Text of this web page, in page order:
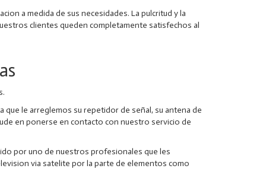
a medida de sus necesidades. La pulcritud y la
clientes queden completamente satisfechos al
le arreglemos su repetidor de señal, su antena de
en ponerse en contacto con nuestro servicio de
por uno de nuestros profesionales que les
via satelite por la parte de elementos como